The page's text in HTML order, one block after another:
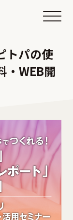
メニ
トパの使
・WEB開